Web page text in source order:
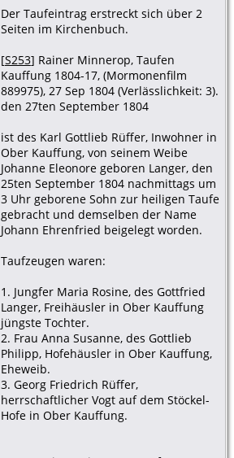
Der Taufeintrag erstreckt sich über 2
Seiten im Kirchenbuch.
[S253] Rainer Minnerop, Taufen
Kauffung 1804-17, (Mormonenfilm
889975), 27 Sep 1804 (Verlässlichkeit: 3).
den 27ten September 1804
ist des Karl Gottlieb Rüffer, Inwohner in
Ober Kauffung, von seinem Weibe
Johanne Eleonore geboren Langer, den
25ten September 1804 nachmittags um
3 Uhr geborene Sohn zur heiligen Taufe
gebracht und demselben der Name
Johann Ehrenfried beigelegt worden.
Taufzeugen waren:
1. Jungfer Maria Rosine, des Gottfried
Langer, Freihäusler in Ober Kauffung
jüngste Tochter.
2. Frau Anna Susanne, des Gottlieb
Philipp, Hofehäusler in Ober Kauffung,
Eheweib.
3. Georg Friedrich Rüffer,
herrschaftlicher Vogt auf dem Stöckel-
Hofe in Ober Kauffung.